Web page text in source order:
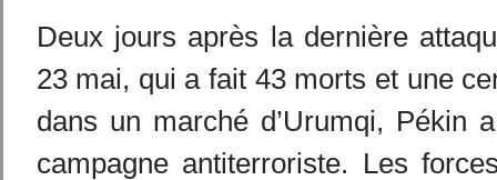
Deux jours après la dernière
23 mai, qui a fait 43 morts et une
dans un marché d’Urumqi, Pékin
campagne antiterroriste. Les